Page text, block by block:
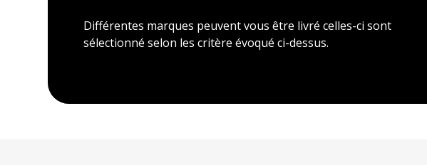
Différentes marques peuvent vous être livré celles-ci sont
sélectionné selon les critère évoqué ci-dessus.